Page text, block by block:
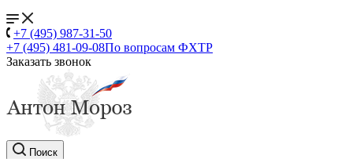
+7 (495) 987-31-50
+7 (495) 481-09-08По вопросам ФХТР
Заказать звонок
Поиск